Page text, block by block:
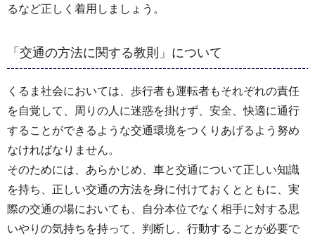
るなど正しく着用しましょう。
「交通の方法に関する教則」について
くるま社会においては、歩行者も運転者もそれぞれの責任
を自覚して、周りの人に迷惑を掛けず、安全、快適に通行
することができるような交通環境をつくりあげるよう努め
なければなりません。
そのためには、あらかじめ、車と交通について正しい知識
を持ち、正しい交通の方法を身に付けておくとともに、実
際の交通の場においても、自分本位でなく相手に対する思
いやりの気持ちを持って、判断し、行動することが必要で